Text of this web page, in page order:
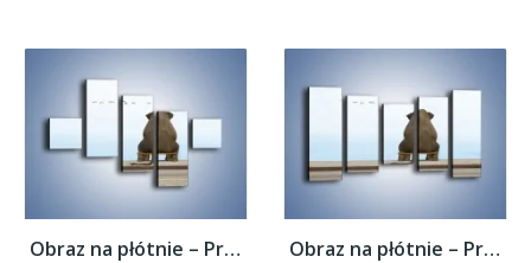
Obraz na płótnie – Przemyślenia słonia w... Obraz na płótnie – Przemyślenia słonia w...